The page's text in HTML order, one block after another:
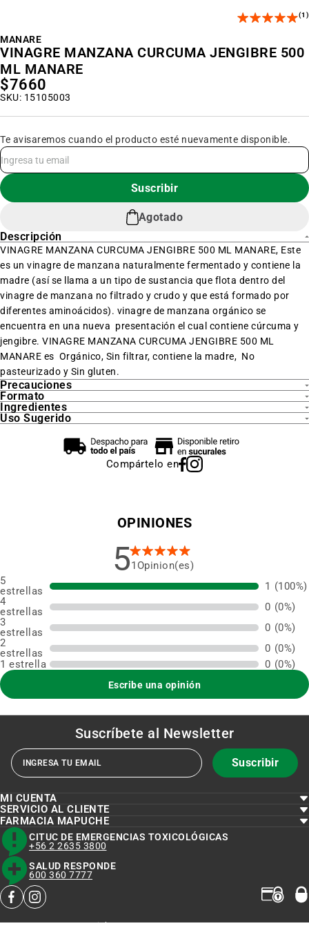
MANARE
(1)
$7660
SKU: 15105003
VINAGRE MANZANA CURCUMA JENGIBRE 500
ML MANARE
Agotado
Te avisaremos cuando el producto esté nuevamente disponible.
Suscribir
Descripción
VINAGRE MANZANA CURCUMA JENGIBRE 500 ML MANARE, Este
es un vinagre de manzana naturalmente fermentado y contiene la
madre (así se llama a un tipo de sustancia que flota dentro del
vinagre de manzana no filtrado y crudo y que está formado por
diferentes aminoácidos). vinagre de manzana orgánico se
encuentra en una nueva presentación el cual contiene cúrcuma y
jengibre. VINAGRE MANZANA CURCUMA JENGIBRE 500 ML
MANARE es Orgánico, Sin filtrar, contiene la madre, No
pasteurizado y Sin gluten.
Precauciones
Formato
Ingredientes
Uso Sugerido
Compártelo en
la
galería
de
imágenes
OPINIONES
51
5
estrellas
1 (100%)
4
estrellas
0 (0%)
3
estrellas
0 (0%)
2
estrellas
0 (0%)
1 estrella
0 (0%)
Escribe una opinión
Suscríbete al Newsletter
Suscribir
MI CUENTA
SERVICIO AL CLIENTE
FARMACIA MAPUCHE
CITUC DE EMERGENCIAS TOXICOLÓGICAS
+56 2 2635 3800
SALUD RESPONDE
600 360 7777
Copyright © 2023 FARMACIAMAPUCHE